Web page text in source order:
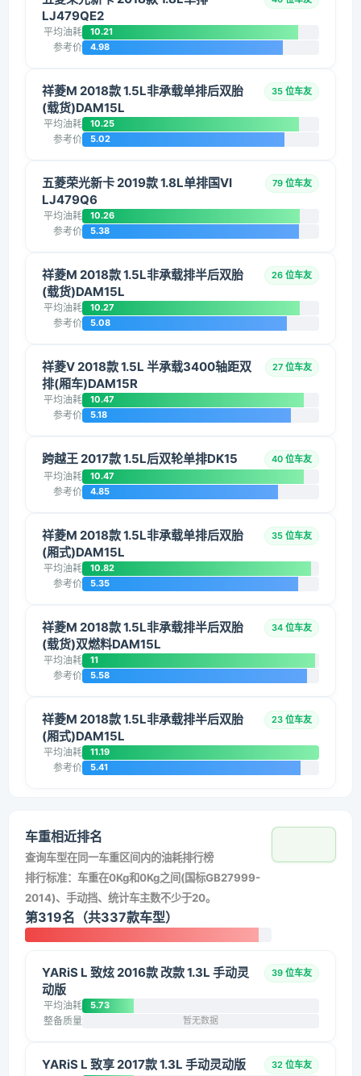
LJ479QE2
平均油耗 10.21
参考价 4.98
祥菱M 2018款 1.5L非承载单排后双胎
(载货)DAM15L
35 位车友
平均油耗 10.25
参考价 5.02
五菱荣光新卡 2019款 1.8L单排国VI
LJ479Q6
79 位车友
平均油耗 10.26
参考价 5.38
祥菱M 2018款 1.5L非承载排半后双胎
(载货)DAM15L
26 位车友
平均油耗 10.27
参考价 5.08
祥菱V 2018款 1.5L 半承载3400轴距双
排(厢车)DAM15R
27 位车友
平均油耗 10.47
参考价 5.18
跨越王 2017款 1.5L后双轮单排DK15 40 位车友
平均油耗 10.47
参考价 4.85
祥菱M 2018款 1.5L非承载单排后双胎
(厢式)DAM15L
35 位车友
平均油耗 10.82
参考价 5.35
祥菱M 2018款 1.5L非承载排半后双胎
(载货)双燃料DAM15L
34 位车友
平均油耗 11
参考价 5.58
祥菱M 2018款 1.5L非承载排半后双胎
(厢式)DAM15L
23 位车友
平均油耗 11.19
参考价 5.41
车重相近排名
查询车型在同一车重区间内的油耗排行榜
排行标准：车重在0Kg和0Kg之间(国标GB27999-
2014)、手动挡、统计车主数不少于20。
第319名（共337款车型）
YARiS L 致炫 2016款 改款 1.3L 手动灵
动版
39 位车友
平均油耗 5.73
整备质量 暂无数据
YARiS L 致享 2017款 1.3L 手动灵动版 32 位车友